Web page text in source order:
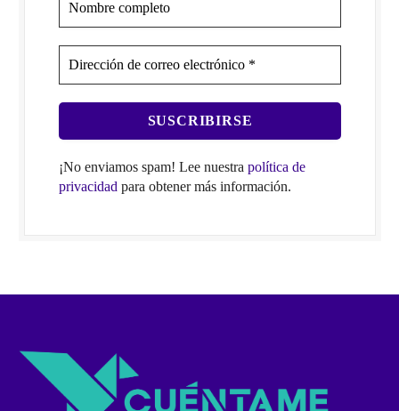
¡No enviamos spam! Lee nuestra política de
privacidad para obtener más información.